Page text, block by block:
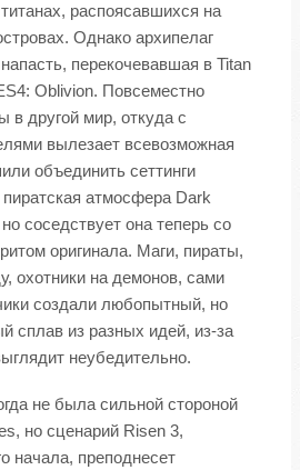
распоясавшихся на
Однако архипелаг
перекочевавшая в Titan
Oblivion. Повсеместно
в другой мир, откуда с
вылезает всевозможная
объединить сеттинги
атмосфера Dark
соседствует она теперь со
оригинала. Маги, пираты,
охотники на демонов, сами
создали любопытный, но
сплав из разных идей, из-за
неубедительно.
не была сильной стороной
но сценарий Risen 3,
начала, преподнесет